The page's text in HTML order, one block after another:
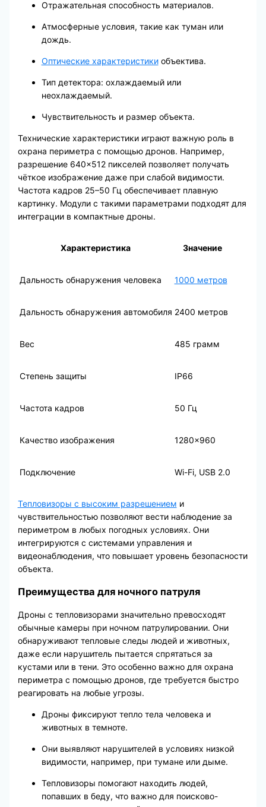
Отражательная способность материалов.
Атмосферные условия, такие как туман или
дождь.
Оптические характеристикиобъектива.
Тип детектора: охлаждаемый или
неохлаждаемый.
Чувствительность и размер объекта.
Технические характеристики играют важную роль в
охрана периметра с помощью дронов. Например,
разрешение 640×512 пикселей позволяет получать
чёткое изображение даже при слабой видимости.
Частота кадров 25–50 Гц обеспечивает плавную
картинку. Модули с такими параметрами подходят для
интеграции в компактные дроны.
Характеристика Значение
Дальность обнаружения человека 1000 метров
Дальность обнаружения автомобиля 2400 метров
Вес 485 грамм
Степень защиты IP66
Частота кадров 50 Гц
Качество изображения 1280×960
Подключение Wi-Fi, USB 2.0
Тепловизоры с высоким разрешением и
чувствительностью позволяют вести наблюдение за
периметром в любых погодных условиях. Они
интегрируются с системами управления и
видеонаблюдения, что повышает уровень безопасности
объекта.
Преимущества для ночного патруля
Дроны с тепловизорами значительно превосходят
обычные камеры при ночном патрулировании. Они
обнаруживают тепловые следы людей и животных,
даже если нарушитель пытается спрятаться за
кустами или в тени. Это особенно важно для охрана
периметра с помощью дронов, где требуется быстро
реагировать на любые угрозы.
Дроны фиксируют тепло тела человека и
животных в темноте.
Они выявляют нарушителей в условиях низкой
видимости, например, при тумане или дыме.
Тепловизоры помогают находить людей,
попавших в беду, что важно для поисково-